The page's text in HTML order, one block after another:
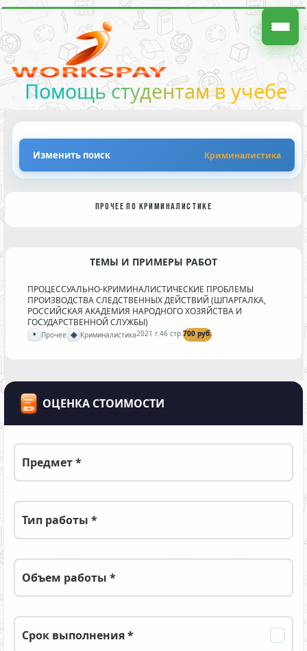
Помощь студентам в учебе
Изменить поиск Криминалистика
ПРОЧЕЕ ПО КРИМИНАЛИСТИКЕ
ТЕМЫ И ПРИМЕРЫ РАБОТ
ПРОЦЕССУАЛЬНО-КРИМИНАЛИСТИЧЕСКИЕ ПРОБЛЕМЫ
ПРОИЗВОДСТВА СЛЕДСТВЕННЫХ ДЕЙСТВИЙ (ШПАРГАЛКА,
РОССИЙСКАЯ АКАДЕМИЯ НАРОДНОГО ХОЗЯЙСТВА И
ГОСУДАРСТВЕННОЙ СЛУЖБЫ)
•
Прочее ◈ Криминалистика2021 г.46 стр.700 руб.
ОЦЕНКА СТОИМОСТИ
Предмет *
Тип работы *
Объем работы *
Срок выполнения *